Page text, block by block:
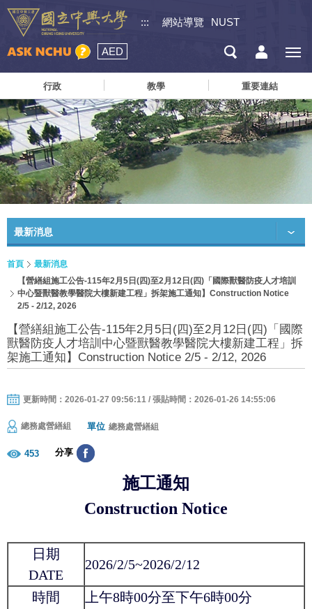
::: 網站導覽 NUST
AED
行政 教學 重要連結
最新消息
首頁
最新消息
【營繕組施工公告-115年2月5日(四)至2月12日(四)「國際獸醫防疫人才培訓
中心暨獸醫教學醫院大樓新建工程」拆架施工通知】Construction Notice
2/5 - 2/12, 2026
【營繕組施工公告-115年2月5日(四)至2月12日(四)「國際
獸醫防疫人才培訓中心暨獸醫教學醫院大樓新建工程」拆
架施工通知】Construction Notice 2/5 - 2/12, 2026
更新時間：2026-01-27 09:56:11 / 張貼時間：2026-01-26 14:55:06
總務處營繕組 單位 總務處營繕組
453 分享
施工通知
Construction Notice
日期
DATE
2026/2/5~2026/2/12
時間
上午8時00分至下午6時00分